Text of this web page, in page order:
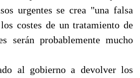
urgentes se crea "una falsa
costes de un tratamiento de
serán probablemente mucho
al gobierno a devolver los